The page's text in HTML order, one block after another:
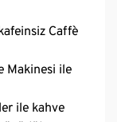
Caffè
Makinesi ile
ile kahve